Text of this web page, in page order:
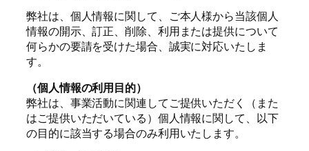
弊社は、個人情報に関して、ご本人様から当該個人
情報の開示、訂正、削除、利用または提供について
何らかの要請を受けた場合、誠実に対応いたしま
す。
（個人情報の利用目的）
弊社は、事業活動に関連してご提供いただく（また
はご提供いただいている）個人情報に関して、以下
の目的に該当する場合のみ利用いたします。